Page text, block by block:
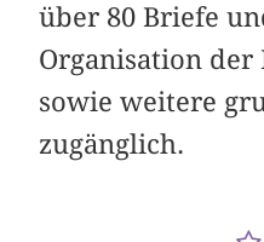
über 80 Briefe
Organisation der
sowie weitere
zugänglich.